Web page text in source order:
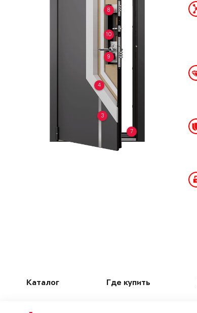
3
4
7
8
9
10
Каталог Где купить